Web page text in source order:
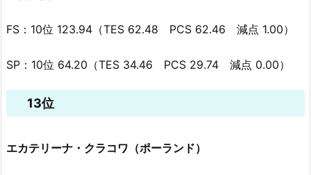
FS：10位 123.94（TES 62.48 PCS 62.46 減点 1.00）
SP：10位 64.20（TES 34.46 PCS 29.74 減点 0.00）
13位
エカテリーナ・クラコワ（ポーランド）